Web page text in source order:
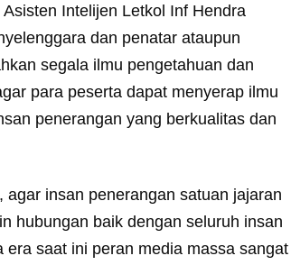
Intelijen Letkol Inf Hendra
dan penatar ataupun
segala ilmu pengetahuan dan
para peserta dapat menyerap ilmu
penerangan yang berkualitas dan
insan penerangan satuan jajaran
hubungan baik dengan seluruh insan
saat ini peran media massa sangat